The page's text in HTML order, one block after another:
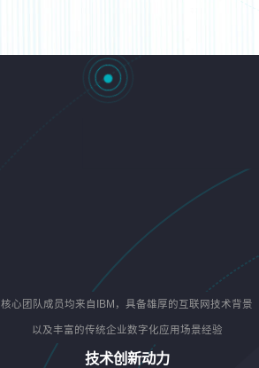
核心团队成员均来自IBM，具备雄厚的互联网技术背景
以及丰富的传统企业数字化应用场景经验
技术创新动力